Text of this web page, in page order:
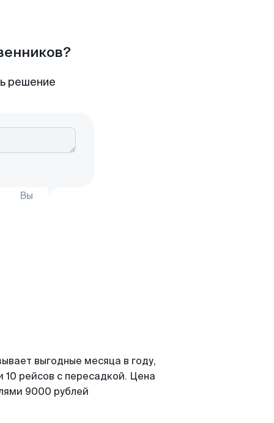
решение
Вы
выгодные месяца в году,
рейсов с пересадкой. Цена
9000 рублей